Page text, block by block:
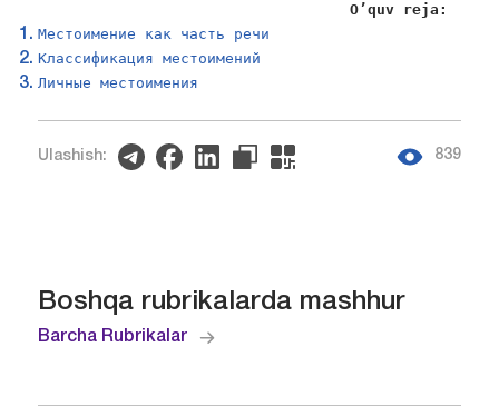
O’quv reja :
Местоимение как часть речи
Классификация местоимений
Личные местоимения
Ulashish: 839
Boshqa rubrikalarda mashhur
Barcha Rubrikalar